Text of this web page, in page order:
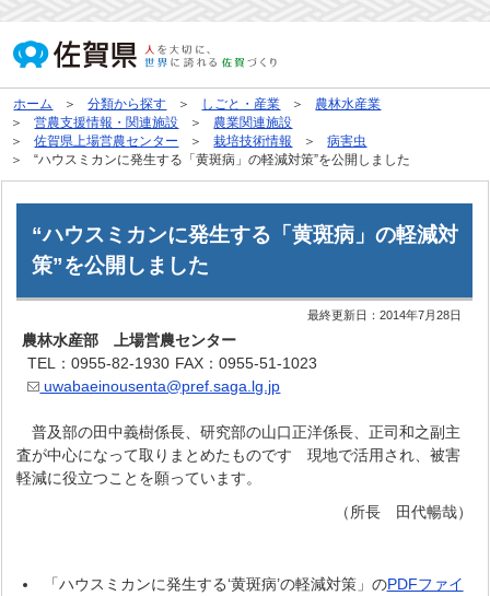
ホーム 分類から探す しごと・産業
農林水産業
営農支援情報・関連施設
農業関連施設
佐賀県上場営農センター
栽培技術情報
病害虫
“ハウスミカンに発生する「黄斑病」の軽減対策”を公開しました
“ハウスミカンに発生する「黄斑病」の軽減対
策”を公開しました
最終更新日：2014年7月28日
農林水産部 上場営農センター
TEL：0955-82-1930 FAX：0955-51-1023
uwabaeinousenta@pref.saga.lg.jp
普及部の田中義樹係長、研究部の山口正洋係長、正司和之副主
査が中心になって取りまとめたものです 現地で活用され、被害
軽減に役立つことを願っています。
（所長 田代暢哉）
「ハウスミカンに発生する‘黄斑病’の軽減対策」のPDFファイ